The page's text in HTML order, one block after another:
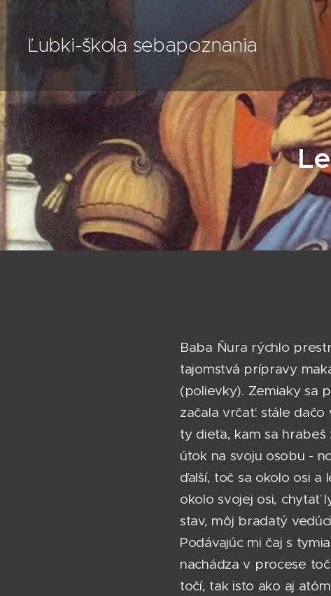
Ľubki-škola sebapoznania
Baba Ňura rýchlo
tajomstvá prípravy
(polievky). Zemiaky sa
začala vrčať: stále
ty dieťa, kam sa
útok na svoju osobu -
ďalší, toč sa okolo osi a
okolo svojej osi, chytať
stav, môj bradatý
Podávajúc mi čaj s
nachádza v procese
točí, tak isto ako aj